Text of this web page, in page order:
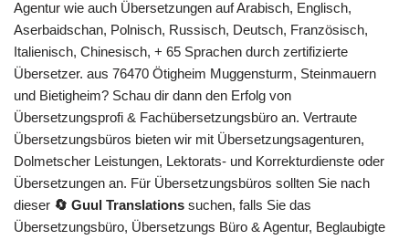
Agentur wie auch Übersetzungen auf Arabisch, Englisch,
Aserbaidschan, Polnisch, Russisch, Deutsch, Französisch,
Italienisch, Chinesisch, + 65 Sprachen durch zertifizierte
Übersetzer. aus 76470 Ötigheim Muggensturm, Steinmauern
und Bietigheim? Schau dir dann den Erfolg von
Übersetzungsprofi & Fachübersetzungsbüro an. Vertraute
Übersetzungsbüros bieten wir mit Übersetzungsagenturen,
Dolmetscher Leistungen, Lektorats- und Korrekturdienste oder
Übersetzungen an. Für Übersetzungsbüros sollten Sie nach
dieser 🔄 Guul Translations suchen, falls Sie das
Übersetzungsbüro, Übersetzungs Büro & Agentur, Beglaubigte